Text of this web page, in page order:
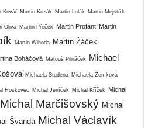
Kovář Martin Kozák Martin Lulák Martin Mejstřík
Oliva Martin Přeček Martin Profant Martin
Martin Wihoda Martin Žáček
Boháčová Matouš Pilnáček
Michael
Michaela Studená Michaela Zemková
Hoskovec Michal Jeníček Michal Křížek Michal
Michal Marčišovský Michal
Švanda Michal Václavík